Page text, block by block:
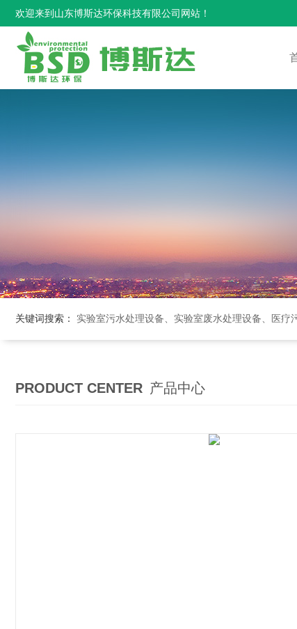
欢迎来到山东博斯达环保科技有限公司网站！
关键词搜索： 实验室污水处理设备、实验室废水处理设备、医疗污水处理设备
PRODUCT CENTER 产品中心